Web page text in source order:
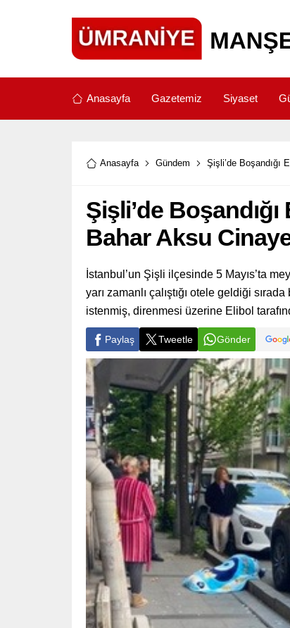
Anasayfa Gazetemiz Siyaset
Anasayfa Gündem Şişli’de Boşandığı
Şişli’de
Bahar Aksu
İstanbul’un Şişli ilçesinde 5 Mayıs’ta
yarı zamanlı çalıştığı otele geldiği
istenmiş, direnmesi üzerine Elibol
Paylaş Tweetle Gönder